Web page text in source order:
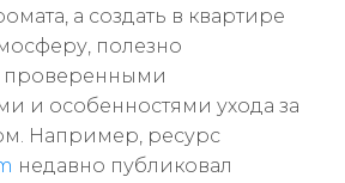
а создать в квартире
полезно
проверенными
и особенностями ухода за
Например, ресурс
недавно публиковал